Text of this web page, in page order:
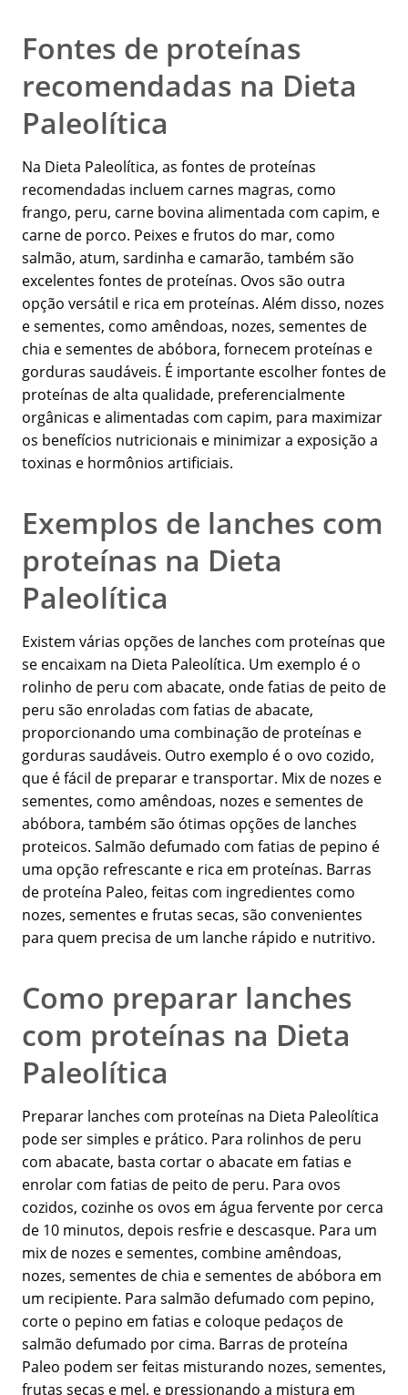
Fontes de proteínas
recomendadas na Dieta
Paleolítica
Na Dieta Paleolítica, as fontes de proteínas
recomendadas incluem carnes magras, como
frango, peru, carne bovina alimentada com capim, e
carne de porco. Peixes e frutos do mar, como
salmão, atum, sardinha e camarão, também são
excelentes fontes de proteínas. Ovos são outra
opção versátil e rica em proteínas. Além disso, nozes
e sementes, como amêndoas, nozes, sementes de
chia e sementes de abóbora, fornecem proteínas e
gorduras saudáveis. É importante escolher fontes de
proteínas de alta qualidade, preferencialmente
orgânicas e alimentadas com capim, para maximizar
os benefícios nutricionais e minimizar a exposição a
toxinas e hormônios artificiais.
Exemplos de lanches com
proteínas na Dieta
Paleolítica
Existem várias opções de lanches com proteínas que
se encaixam na Dieta Paleolítica. Um exemplo é o
rolinho de peru com abacate, onde fatias de peito de
peru são enroladas com fatias de abacate,
proporcionando uma combinação de proteínas e
gorduras saudáveis. Outro exemplo é o ovo cozido,
que é fácil de preparar e transportar. Mix de nozes e
sementes, como amêndoas, nozes e sementes de
abóbora, também são ótimas opções de lanches
proteicos. Salmão defumado com fatias de pepino é
uma opção refrescante e rica em proteínas. Barras
de proteína Paleo, feitas com ingredientes como
nozes, sementes e frutas secas, são convenientes
para quem precisa de um lanche rápido e nutritivo.
Como preparar lanches
com proteínas na Dieta
Paleolítica
Preparar lanches com proteínas na Dieta Paleolítica
pode ser simples e prático. Para rolinhos de peru
com abacate, basta cortar o abacate em fatias e
enrolar com fatias de peito de peru. Para ovos
cozidos, cozinhe os ovos em água fervente por cerca
de 10 minutos, depois resfrie e descasque. Para um
mix de nozes e sementes, combine amêndoas,
nozes, sementes de chia e sementes de abóbora em
um recipiente. Para salmão defumado com pepino,
corte o pepino em fatias e coloque pedaços de
salmão defumado por cima. Barras de proteína
Paleo podem ser feitas misturando nozes, sementes,
frutas secas e mel, e pressionando a mistura em